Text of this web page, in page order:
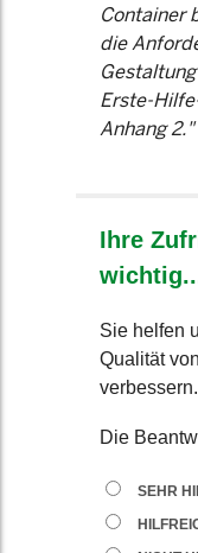
Container
die
Erste-
Anhang 2."